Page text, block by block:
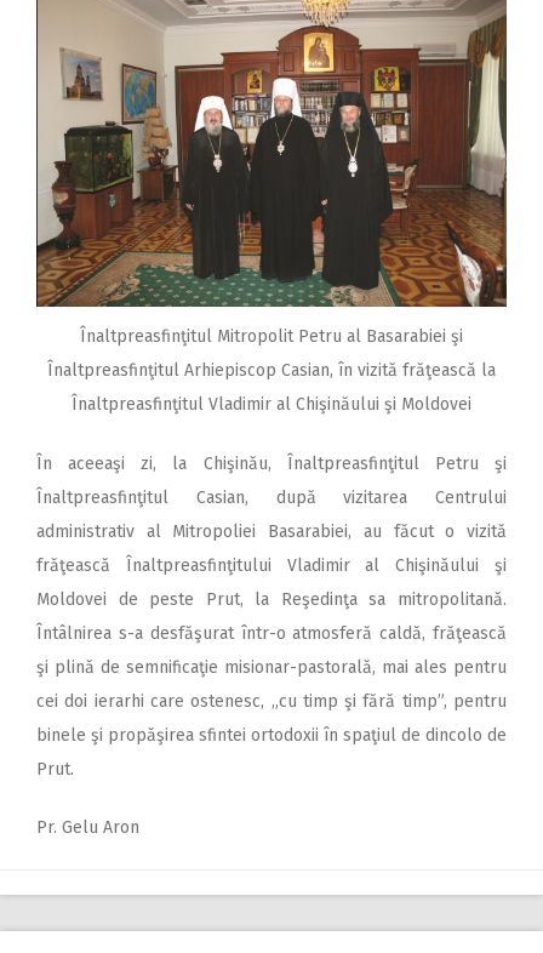
Înaltpreasfinţitul Mitropolit Petru al Basarabiei şi
Înaltpreasfinţitul Arhiepiscop Casian, în vizită frăţească la
Înaltpreasfinţitul Vladimir al Chişinăului şi Moldovei
În aceeaşi zi, la Chişinău, Înaltpreasfinţitul Petru şi
Înaltpreasfinţitul Casian, după vizitarea Centrului
administrativ al Mitropoliei Basarabiei, au făcut o vizită
frăţească Înaltpreasfinţitului Vladimir al Chişinăului şi
Moldovei de peste Prut, la Reşedinţa sa mitropolitană.
Întâlnirea s-a desfăşurat într-o atmosferă caldă, frăţească
şi plină de semnificaţie misionar-pastorală, mai ales pentru
cei doi ierarhi care ostenesc, „cu timp şi fără timp”, pentru
binele şi propăşirea sfintei ortodoxii în spaţiul de dincolo de
Prut.
Pr. Gelu Aron